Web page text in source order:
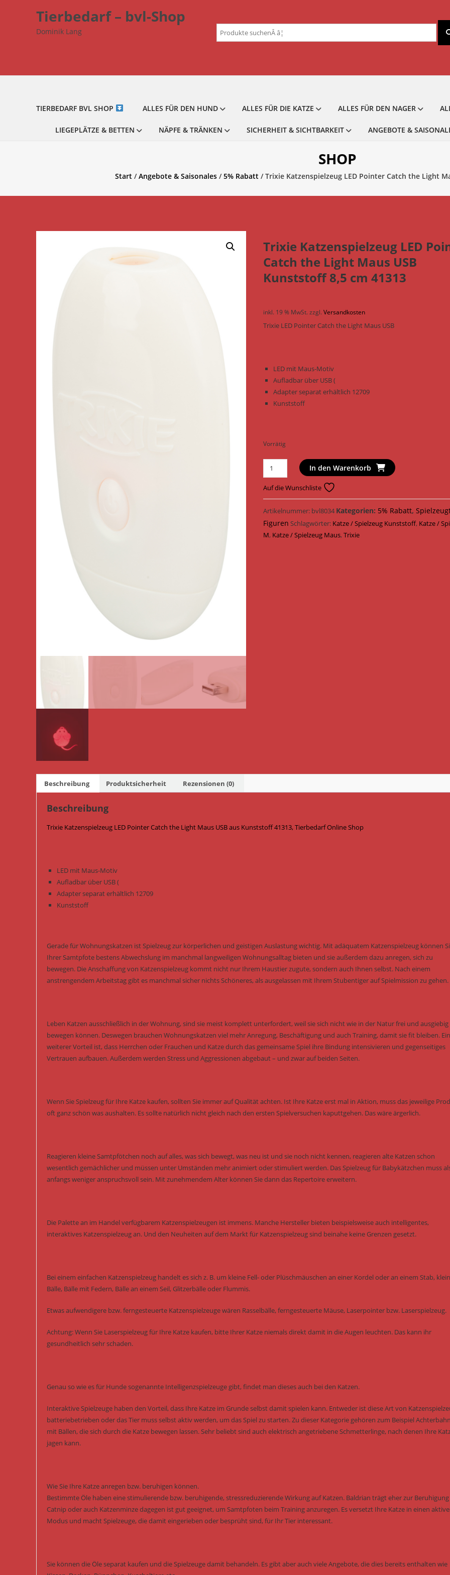
Tierbedarf – bvl-Shop
Dominik Lang
Suchen
nach:
TIERBEDARF BVL SHOP ALLES FÜR DEN HUND ALLES FÜR DIE KATZE ALLES FÜR DEN NAGER
LIEGEPLÄTZE & BETTEN NÄPFE & TRÄNKEN SICHERHEIT & SICHTBARKEIT ANGEBOTE &
SHOP
Start /Angebote & Saisonales /5% Rabatt / Trixie Katzenspielzeug LED Pointer Catch the Light
Trixie Katzenspielzeug LED
Catch the Light Maus USB
Kunststoff 8,5 cm 41313
inkl. 19 % MwSt. zzgl.Versandkosten
Trixie LED Pointer Catch the Light Maus USB
LED mit Maus-Motiv
Aufladbar über USB (
Adapter separat erhältlich 12709
Kunststoff
Vorrätig
Trixie
Katzenspielzeug
LED
Pointer
Catch
the
Light
In den Warenkorb
Auf die Wunschliste
Artikelnummer: bvl8034Kategorien: 5% Rabatt,
Figuren Schlagwörter: Katze / Spielzeug Kunststoff, Katze /
M, Katze / Spielzeug Maus,Trixie
Beschreibung Produktsicherheit Rezensionen (0)
Beschreibung
Trixie Katzenspielzeug LED Pointer Catch the Light Maus USB aus Kunststoff 41313, Tierbedarf Online Shop
LED mit Maus-Motiv
Aufladbar über USB (
Adapter separat erhältlich 12709
Kunststoff
Gerade für Wohnungskatzen ist Spielzeug zur körperlichen und geistigen Auslastung wichtig. Mit adäquatem Katzenspielzeug können
Ihrer Samtpfote bestens Abwechslung im manchmal langweiligen Wohnungsalltag bieten und sie außerdem dazu anregen, sich zu
bewegen. Die Anschaffung von Katzenspielzeug kommt nicht nur Ihrem Haustier zugute, sondern auch Ihnen selbst. Nach einem
anstrengendem Arbeitstag gibt es manchmal sicher nichts Schöneres, als ausgelassen mit Ihrem Stubentiger auf Spielmission zu gehen.
Leben Katzen ausschließlich in der Wohnung, sind sie meist komplett unterfordert, weil sie sich nicht wie in der Natur frei und ausgiebig
bewegen können. Deswegen brauchen Wohnungskatzen viel mehr Anregung, Beschäftigung und auch Training, damit sie fit bleiben. Ein
weiterer Vorteil ist, dass Herrchen oder Frauchen und Katze durch das gemeinsame Spiel ihre Bindung intensivieren und gegenseitiges
Vertrauen aufbauen. Außerdem werden Stress und Aggressionen abgebaut – und zwar auf beiden Seiten.
Wenn Sie Spielzeug für Ihre Katze kaufen, sollten Sie immer auf Qualität achten. Ist Ihre Katze erst mal in Aktion, muss das jeweilige
oft ganz schön was aushalten. Es sollte natürlich nicht gleich nach den ersten Spielversuchen kaputtgehen. Das wäre ärgerlich.
Reagieren kleine Samtpfötchen noch auf alles, was sich bewegt, was neu ist und sie noch nicht kennen, reagieren alte Katzen schon
wesentlich gemächlicher und müssen unter Umständen mehr animiert oder stimuliert werden. Das Spielzeug für Babykätzchen muss
anfangs weniger anspruchsvoll sein. Mit zunehmendem Alter können Sie dann das Repertoire erweitern.
Die Palette an im Handel verfügbarem Katzenspielzeugen ist immens. Manche Hersteller bieten beispielsweise auch intelligentes,
interaktives Katzenspielzeug an. Und den Neuheiten auf dem Markt für Katzenspielzeug sind beinahe keine Grenzen gesetzt.
Bei einem einfachen Katzenspielzeug handelt es sich z. B. um kleine Fell- oder Plüschmäuschen an einer Kordel oder an einem Stab,
Bälle, Bälle mit Federn, Bälle an einem Seil, Glitzerbälle oder Flummis.
Etwas aufwendigere bzw. ferngesteuerte Katzenspielzeuge wären Rasselbälle, ferngesteuerte Mäuse, Laserpointer bzw. Laserspielzeug.
Achtung: Wenn Sie Laserspielzeug für Ihre Katze kaufen, bitte Ihrer Katze niemals direkt damit in die Augen leuchten. Das kann ihr
gesundheitlich sehr schaden.
Genau so wie es für Hunde sogenannte Intelligenzspielzeuge gibt, findet man dieses auch bei den Katzen.
Interaktive Spielzeuge haben den Vorteil, dass Ihre Katze im Grunde selbst damit spielen kann. Entweder ist diese Art von
batteriebetrieben oder das Tier muss selbst aktiv werden, um das Spiel zu starten. Zu dieser Kategorie gehören zum Beispiel
mit Bällen, die sich durch die Katze bewegen lassen. Sehr beliebt sind auch elektrisch angetriebene Schmetterlinge, nach denen Ihre
jagen kann.
Wie Sie Ihre Katze anregen bzw. beruhigen können.
Bestimmte Öle haben eine stimulierende bzw. beruhigende, stressreduzierende Wirkung auf Katzen. Baldrian trägt eher zur
Catnip oder auch Katzenminze dagegen ist gut geeignet, um Samtpfoten beim Training anzuregen. Es versetzt Ihre Katze in einen
Modus und macht Spielzeuge, die damit eingerieben oder besprüht sind, für Ihr Tier interessant.
Sie können die Öle separat kaufen und die Spielzeuge damit behandeln. Es gibt aber auch viele Angebote, die dies bereits enthalten wie